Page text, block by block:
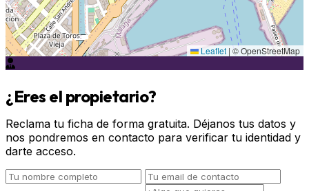
Leaflet | © OpenStreetMap
¿Eres el propietario?
Reclama tu ficha de forma gratuita. Déjanos tus datos y
nos pondremos en contacto para verificar tu identidad y
darte acceso.